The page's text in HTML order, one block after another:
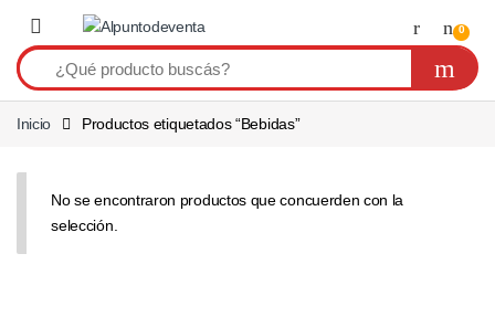
Saltar a navegación
0
Inicio Productos etiquetados “Bebidas”
No se encontraron productos que concuerden con la
selección.